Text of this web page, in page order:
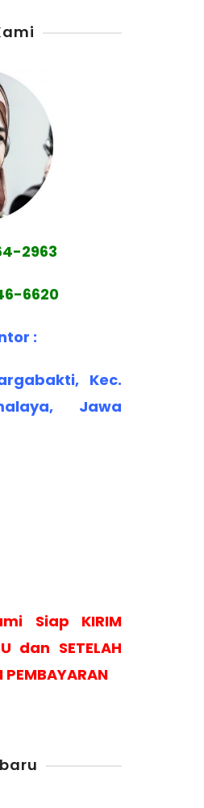
2963
6620
:
Kec.
Jawa
Siap KIRIM
dan SETELAH
PEMBAYARAN